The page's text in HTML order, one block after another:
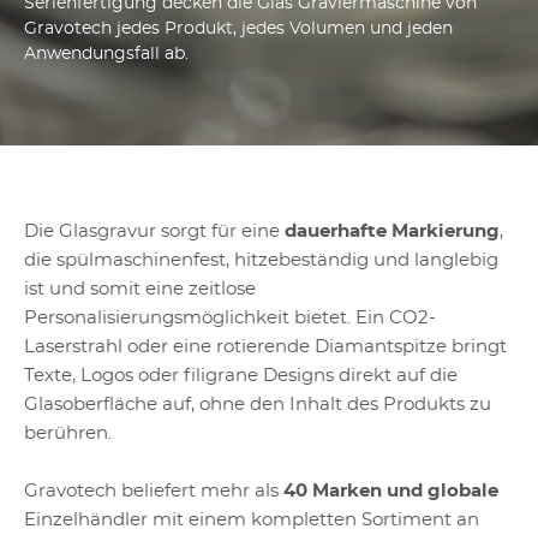
Serienfertigung decken die Glas Graviermaschine von
Gravotech jedes Produkt, jedes Volumen und jeden
Anwendungsfall ab.
Die Glasgravur sorgt für eine dauerhafte Markierung,
die spülmaschinenfest, hitzebeständig und langlebig
ist und somit eine zeitlose
Personalisierungsmöglichkeit bietet. Ein CO2-
Laserstrahl oder eine rotierende Diamantspitze bringt
Texte, Logos oder filigrane Designs direkt auf die
Glasoberfläche auf, ohne den Inhalt des Produkts zu
berühren.
Gravotech beliefert mehr als 40 Marken und globale
Einzelhändler mit einem kompletten Sortiment an